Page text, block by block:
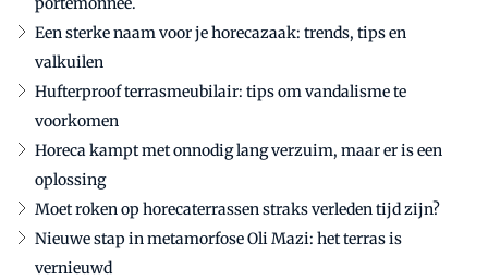
Een sterke naam voor je horecazaak: trends, tips en
valkuilen
Hufterproof terrasmeubilair: tips om vandalisme te
voorkomen
Horeca kampt met onnodig lang verzuim, maar er is een
oplossing
Moet roken op horecaterrassen straks verleden tijd zijn?
Nieuwe stap in metamorfose Oli Mazi: het terras is
vernieuwd